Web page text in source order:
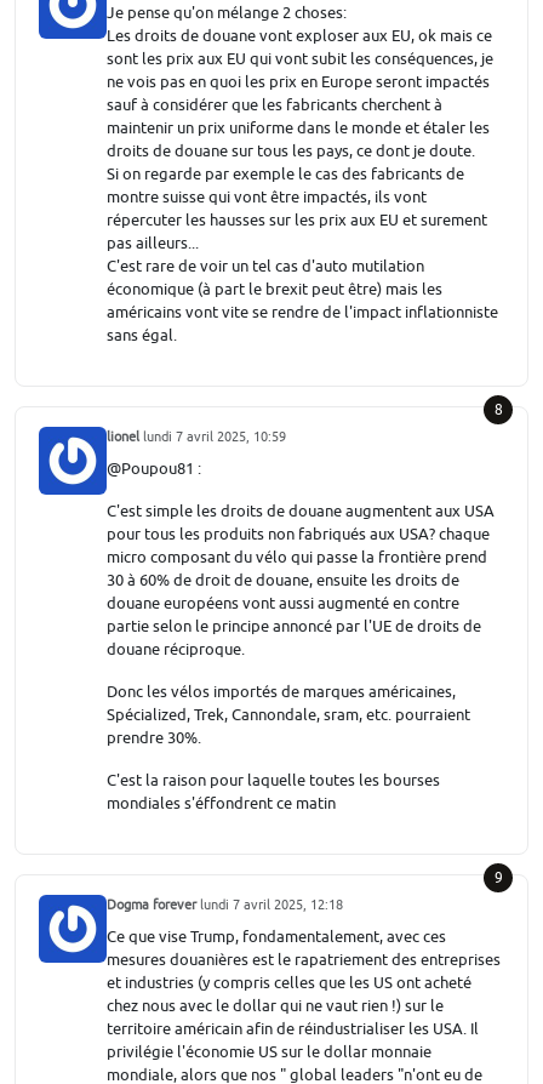
Je pense qu'on mélange 2 choses:
Les droits de douane vont exploser aux EU, ok mais ce
sont les prix aux EU qui vont subit les conséquences, je
ne vois pas en quoi les prix en Europe seront impactés
sauf à considérer que les fabricants cherchent à
maintenir un prix uniforme dans le monde et étaler les
droits de douane sur tous les pays, ce dont je doute.
Si on regarde par exemple le cas des fabricants de
montre suisse qui vont être impactés, ils vont
répercuter les hausses sur les prix aux EU et surement
pas ailleurs...
C'est rare de voir un tel cas d'auto mutilation
économique (à part le brexit peut être) mais les
américains vont vite se rendre de l'impact inflationniste
sans égal.
8
lionel lundi 7 avril 2025, 10:59
@Poupou81 :
C'est simple les droits de douane augmentent aux USA
pour tous les produits non fabriqués aux USA? chaque
micro composant du vélo qui passe la frontière prend
30 à 60% de droit de douane, ensuite les droits de
douane européens vont aussi augmenté en contre
partie selon le principe annoncé par l'UE de droits de
douane réciproque.
Donc les vélos importés de marques américaines,
Spécialized, Trek, Cannondale, sram, etc. pourraient
prendre 30%.
C'est la raison pour laquelle toutes les bourses
mondiales s'éffondrent ce matin
9
Dogma foreverlundi 7 avril 2025, 12:18
Ce que vise Trump, fondamentalement, avec ces
mesures douanières est le rapatriement des entreprises
et industries (y compris celles que les US ont acheté
chez nous avec le dollar qui ne vaut rien !) sur le
territoire américain afin de réindustrialiser les USA. Il
privilégie l'économie US sur le dollar monnaie
mondiale, alors que nos " global leaders "n'ont eu de